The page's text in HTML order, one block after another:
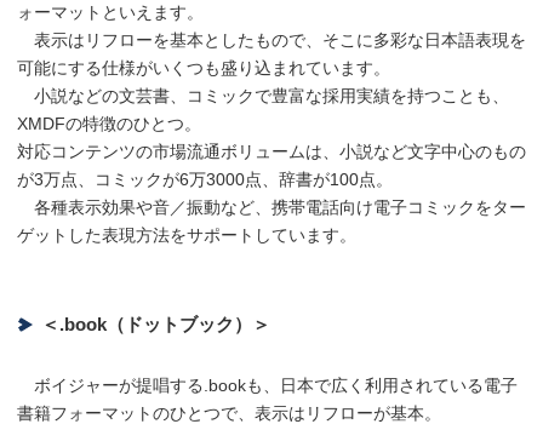
ォーマットといえます。
表示はリフローを基本としたもので、そこに多彩な日本語表現を
可能にする仕様がいくつも盛り込まれています。
小説などの文芸書、コミックで豊富な採用実績を持つことも、
XMDFの特徴のひとつ。
対応コンテンツの市場流通ボリュームは、小説など文字中心のもの
が3万点、コミックが6万3000点、辞書が100点。
各種表示効果や音／振動など、携帯電話向け電子コミックをター
ゲットした表現方法をサポートしています。
＜.book（ドットブック）＞
ボイジャーが提唱する.bookも、日本で広く利用されている電子
書籍フォーマットのひとつで、表示はリフローが基本。